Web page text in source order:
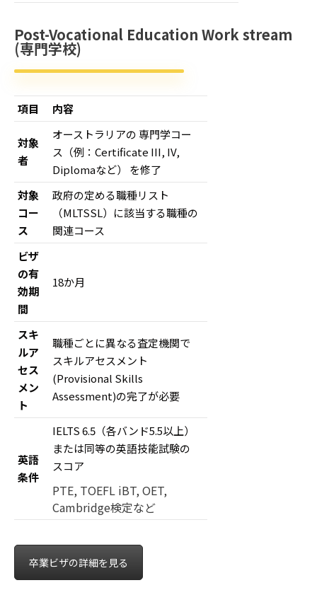
Post-Vocational Education Work stream
(専門学校)
項目 内容
対象
者
オーストラリアの 専門学コー
ス（例：Certificate III, IV,
Diplomaなど） を修了
対象
コー
ス
政府の定める職種リスト
（MLTSSL）に該当する職種の
関連コース
ビザ
の有
効期
間
18か月
スキ
ルア
セス
メン
ト
職種ごとに異なる査定機関で
スキルアセスメント
(Provisional Skills
Assessment)の完了が必要
英語
条件
IELTS 6.5（各バンド5.5以上）
または同等の英語技能試験の
スコア
PTE, TOEFL iBT, OET,
Cambridge検定など
卒業ビザの詳細を見る